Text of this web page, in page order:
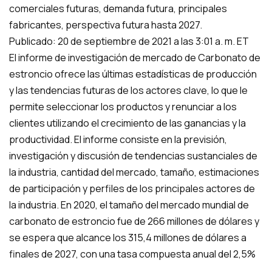
comerciales futuras, demanda futura, principales
fabricantes, perspectiva futura hasta 2027.
Publicado: 20 de septiembre de 2021 a las 3:01 a. m. ET
El informe de investigación de mercado de Carbonato de
estroncio ofrece las últimas estadísticas de producción
y las tendencias futuras de los actores clave, lo que le
permite seleccionar los productos y renunciar a los
clientes utilizando el crecimiento de las ganancias y la
productividad. El informe consiste en la previsión,
investigación y discusión de tendencias sustanciales de
la industria, cantidad del mercado, tamaño, estimaciones
de participación y perfiles de los principales actores de
la industria. En 2020, el tamaño del mercado mundial de
carbonato de estroncio fue de 266 millones de dólares y
se espera que alcance los 315,4 millones de dólares a
finales de 2027, con una tasa compuesta anual del 2,5%